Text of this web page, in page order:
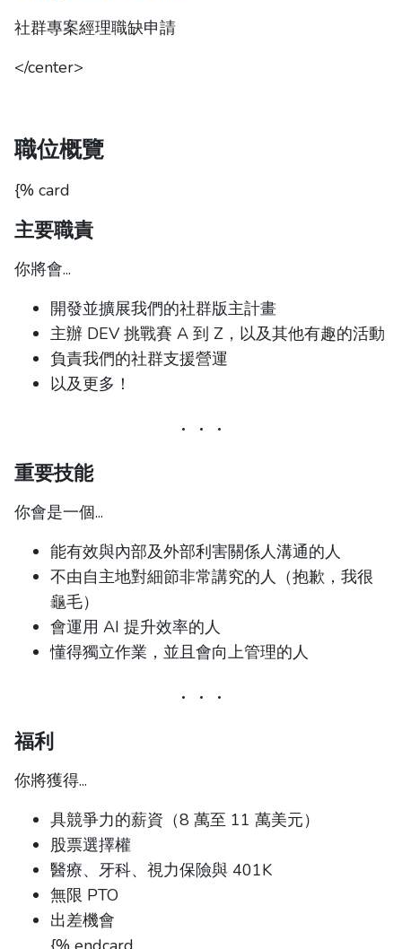
社群專案經理職缺申請
</center>
職位概覽
{% card
主要職責
你將會...
開發並擴展我們的社群版主計畫
主辦 DEV 挑戰賽 A 到 Z，以及其他有趣的活動
負責我們的社群支援營運
以及更多！
重要技能
你會是一個...
能有效與內部及外部利害關係人溝通的人
不由自主地對細節非常講究的人（抱歉，我很
龜毛）
會運用 AI 提升效率的人
懂得獨立作業，並且會向上管理的人
福利
你將獲得...
具競爭力的薪資（8 萬至 11 萬美元）
股票選擇權
醫療、牙科、視力保險與 401K
無限 PTO
出差機會